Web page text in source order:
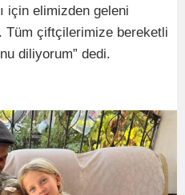
için elimizden geleni
Tüm çiftçilerimize bereketli
diliyorum” dedi.